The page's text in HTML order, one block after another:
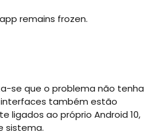
remains frozen.
se que o problema não tenha
interfaces também estão
ligados ao próprio Android 10,
sistema.